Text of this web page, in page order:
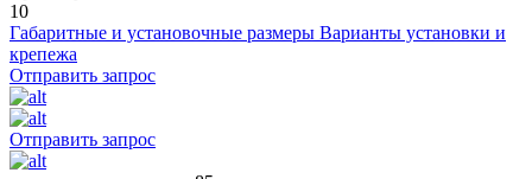
10
Габаритные и установочные размеры Варианты установки и
крепежа
Отправить запрос
Отправить запрос